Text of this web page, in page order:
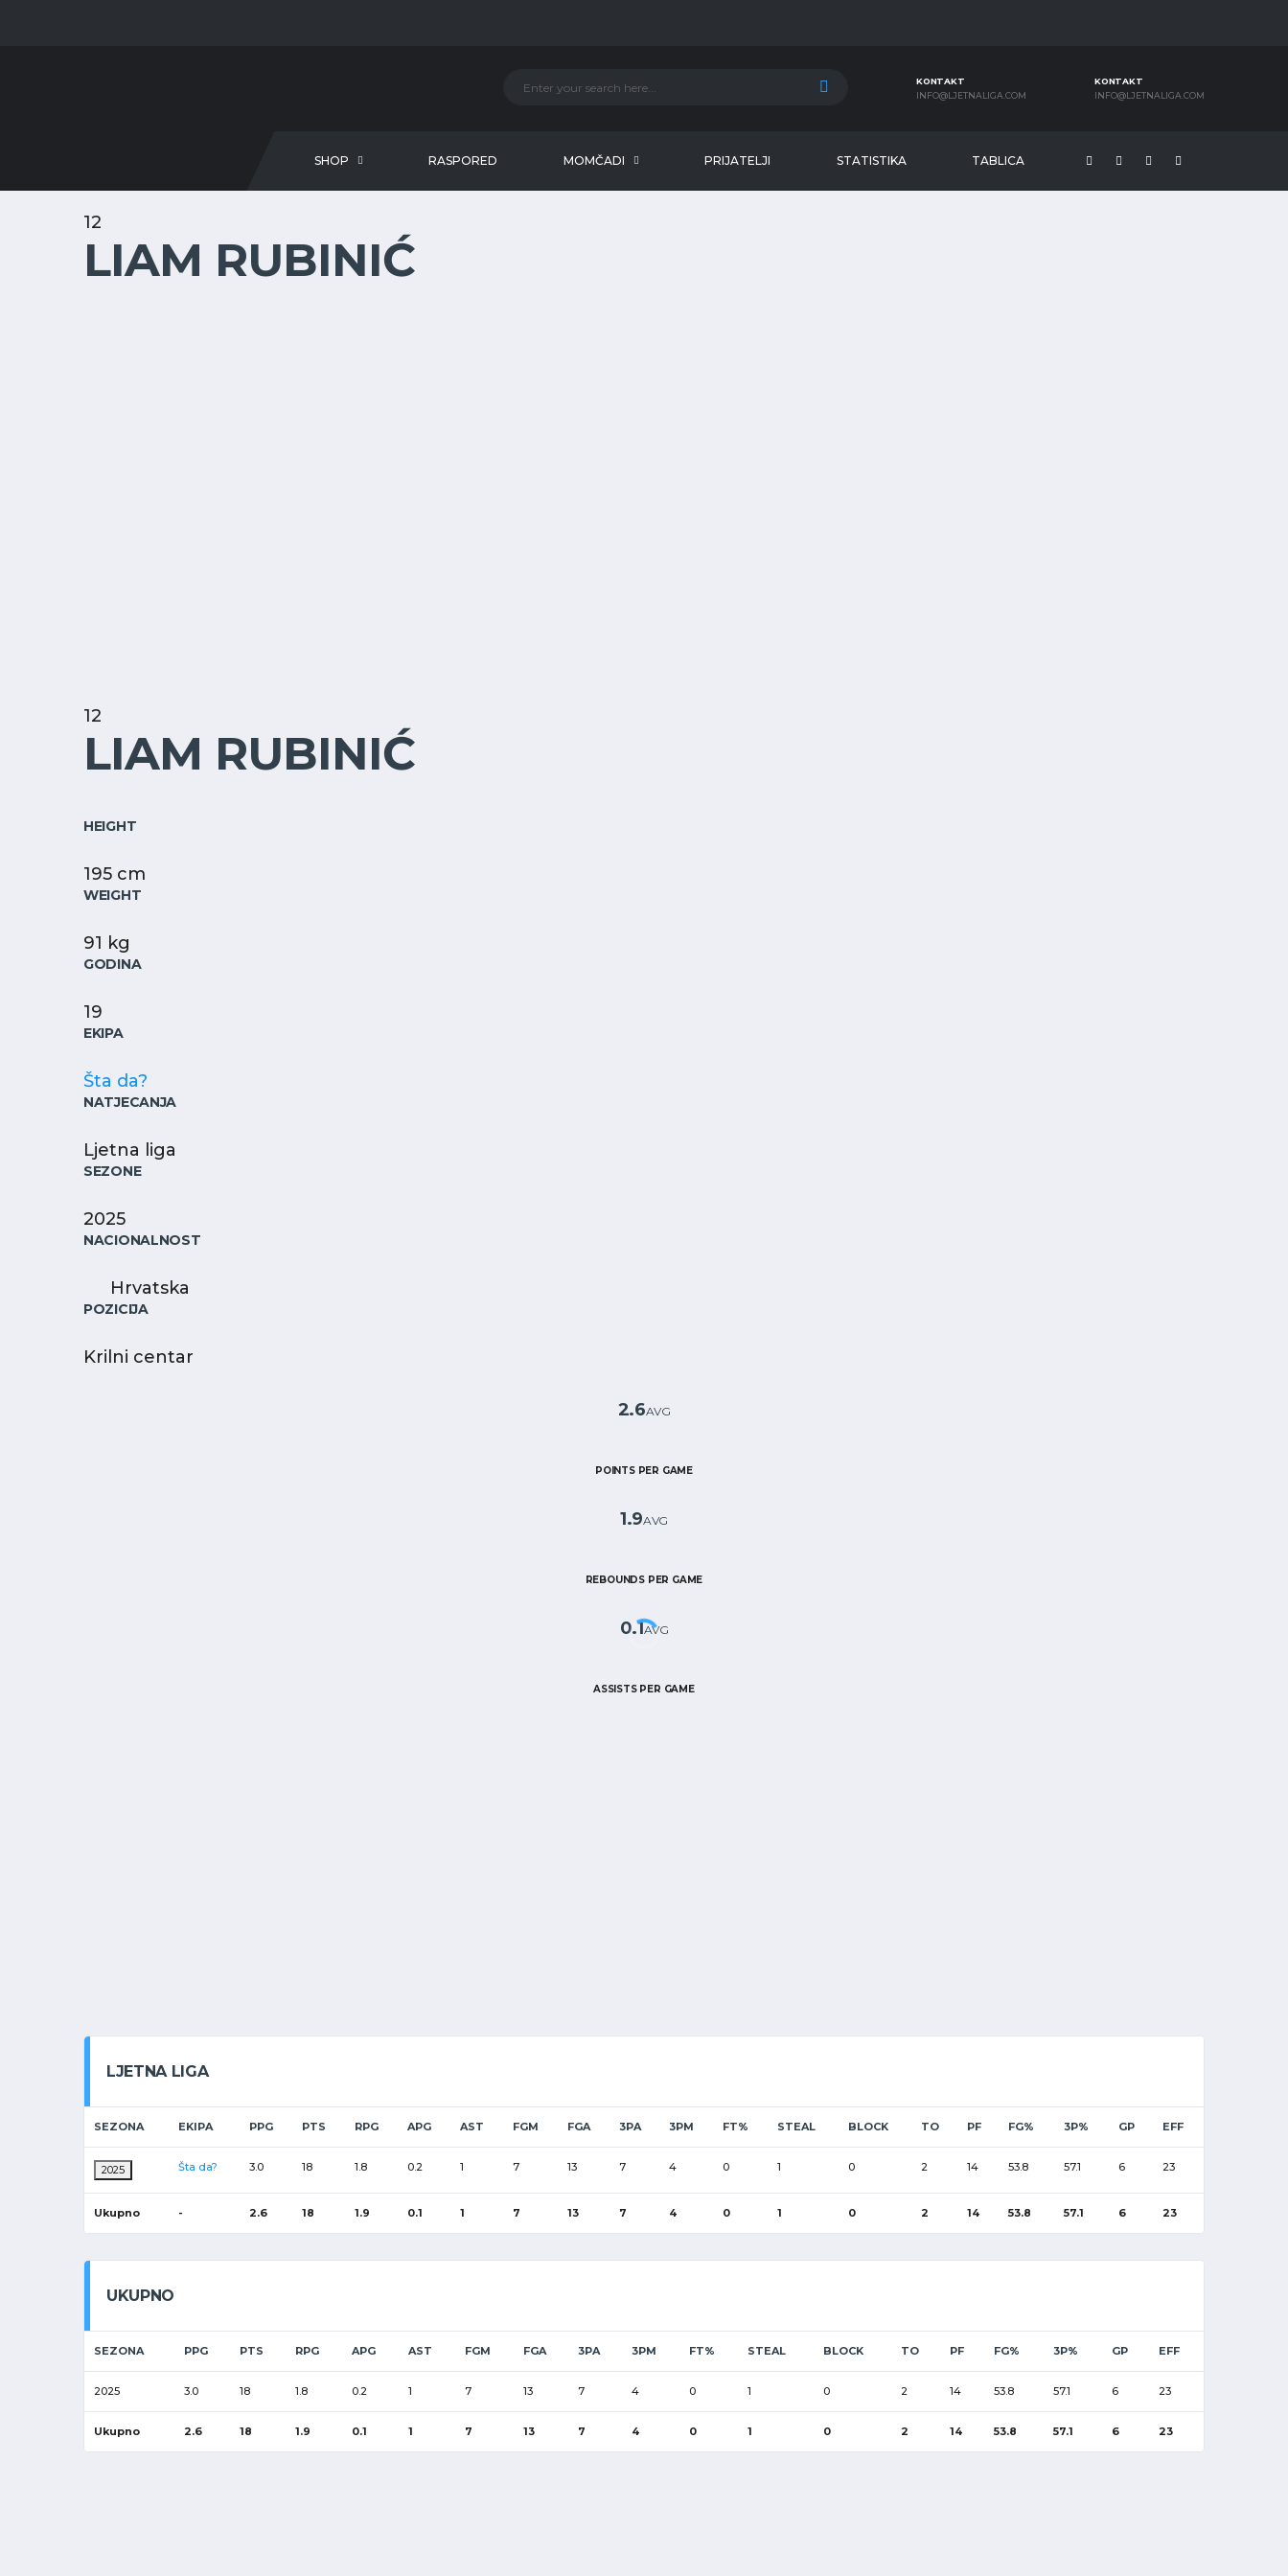
KONTAKT
INFO@LJETNALIGA.COM
KONTAKT
INFO@LJETNALIGA.COM
SHOP RASPORED MOMČADI PRIJATELJI STATISTIKA TABLICA
12
LIAM RUBINIĆ
12
LIAM RUBINIĆ
HEIGHT
195 cm
WEIGHT
91 kg
GODINA
19
EKIPA
Šta da?
NATJECANJA
Ljetna liga
SEZONE
2025
NACIONALNOST
Hrvatska
POZICIJA
Krilni centar
2.6AVG
POINTS PER GAME
1.9AVG
REBOUNDS PER GAME
0.1AVG
ASSISTS PER GAME
LJETNA LIGA
SEZONA EKIPA PPG PTS RPG APG AST FGM FGA 3PA 3PM FT% STEAL BLOCK TO PF FG% 3P% GP EFF
2025 Šta da? 3.0 18 1.8 0.2 1 7 13 7 4 0 1 0 2 14 53.8 57.1 6 23
Ukupno - 2.6 18 1.9 0.1 1 7 13 7 4 0 1 0 2 14 53.8 57.1 6 23
UKUPNO
SEZONA PPG PTS RPG APG AST FGM FGA 3PA 3PM FT% STEAL BLOCK TO PF FG% 3P% GP EFF
2025 3.0 18 1.8 0.2 1 7 13 7 4 0 1 0 2 14 53.8 57.1 6 23
Ukupno 2.6 18 1.9 0.1 1 7 13 7 4 0 1 0 2 14 53.8 57.1 6 23